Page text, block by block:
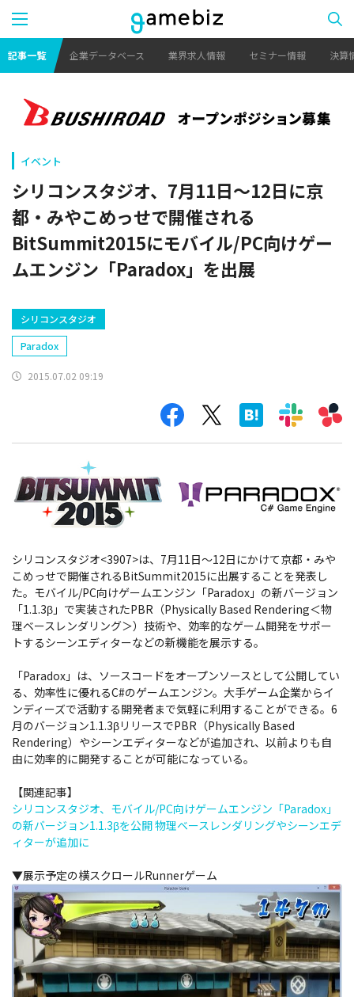
記事一覧 企業データベース 業界求人情報 セミナー情報 決算
イベント
シリコンスタジオ、7月11日～12日に京
都・みやこめっせで開催される
BitSummit2015にモバイル/PC向けゲー
ムエンジン「Paradox」を出展
シリコンスタジオ
Paradox
2015.07.02 09:19
シリコンスタジオ<3907>は、7月11日～12日にかけて京都・みや
こめっせで開催されるBitSummit2015に出展することを発表し
た。モバイル/PC向けゲームエンジン「Paradox」の新バージョン
「1.1.3β」で実装されたPBR（Physically Based Rendering＜物
理ベースレンダリング＞）技術や、効率的なゲーム開発をサポー
トするシーンエディターなどの新機能を展示する。
「Paradox」は、ソースコードをオープンソースとして公開してい
る、効率性に優れるC#のゲームエンジン。大手ゲーム企業からイ
ンディーズで活動する開発者まで気軽に利用することができる。6
月のバージョン1.1.3βリリースでPBR（Physically Based
Rendering）やシーンエディターなどが追加され、以前よりも自
由に効率的に開発することが可能になっている。
【関連記事】
シリコンスタジオ、モバイル/PC向けゲームエンジン「Paradox」
の新バージョン1.1.3βを公開 物理ベースレンダリングやシーンエデ
ィターが追加に
▼展示予定の横スクロールRunnerゲーム